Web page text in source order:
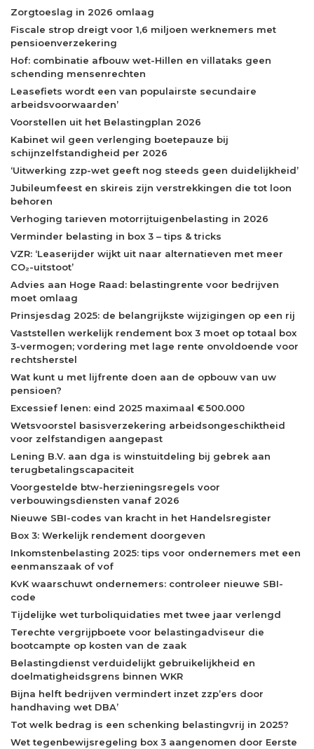
Zorgtoeslag in 2026 omlaag
Fiscale strop dreigt voor 1,6 miljoen werknemers met
pensioenverzekering
Hof: combinatie afbouw wet-Hillen en villataks geen
schending mensenrechten
Leasefiets wordt een van populairste secundaire
arbeidsvoorwaarden’
Voorstellen uit het Belastingplan 2026
Kabinet wil geen verlenging boetepauze bij
schijnzelfstandigheid per 2026
‘Uitwerking zzp-wet geeft nog steeds geen duidelijkheid’
Jubileumfeest en skireis zijn verstrekkingen die tot loon
behoren
Verhoging tarieven motorrijtuigenbelasting in 2026
Verminder belasting in box 3 – tips & tricks
VZR: ‘Leaserijder wijkt uit naar alternatieven met meer
CO₂-uitstoot’
Advies aan Hoge Raad: belastingrente voor bedrijven
moet omlaag
Prinsjesdag 2025: de belangrijkste wijzigingen op een rij
Vaststellen werkelijk rendement box 3 moet op totaal box
3-vermogen; vordering met lage rente onvoldoende voor
rechtsherstel
Wat kunt u met lijfrente doen aan de opbouw van uw
pensioen?
Excessief lenen: eind 2025 maximaal € 500.000
Wetsvoorstel basisverzekering arbeidsongeschiktheid
voor zelfstandigen aangepast
Lening B.V. aan dga is winstuitdeling bij gebrek aan
terugbetalingscapaciteit
Voorgestelde btw-herzieningsregels voor
verbouwingsdiensten vanaf 2026
Nieuwe SBI-codes van kracht in het Handelsregister
Box 3: Werkelijk rendement doorgeven
Inkomstenbelasting 2025: tips voor ondernemers met een
eenmanszaak of vof
KvK waarschuwt ondernemers: controleer nieuwe SBI-
code
Tijdelijke wet turboliquidaties met twee jaar verlengd
Terechte vergrijpboete voor belastingadviseur die
bootcampte op kosten van de zaak
Belastingdienst verduidelijkt gebruikelijkheid en
doelmatigheidsgrens binnen WKR
Bijna helft bedrijven vermindert inzet zzp’ers door
handhaving wet DBA’
Tot welk bedrag is een schenking belastingvrij in 2025?
Wet tegenbewijsregeling box 3 aangenomen door Eerste